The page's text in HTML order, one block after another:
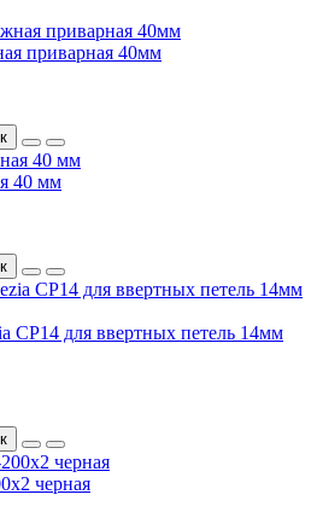
приварная 40мм
40 мм
CP14 для ввертных петель 14мм
черная